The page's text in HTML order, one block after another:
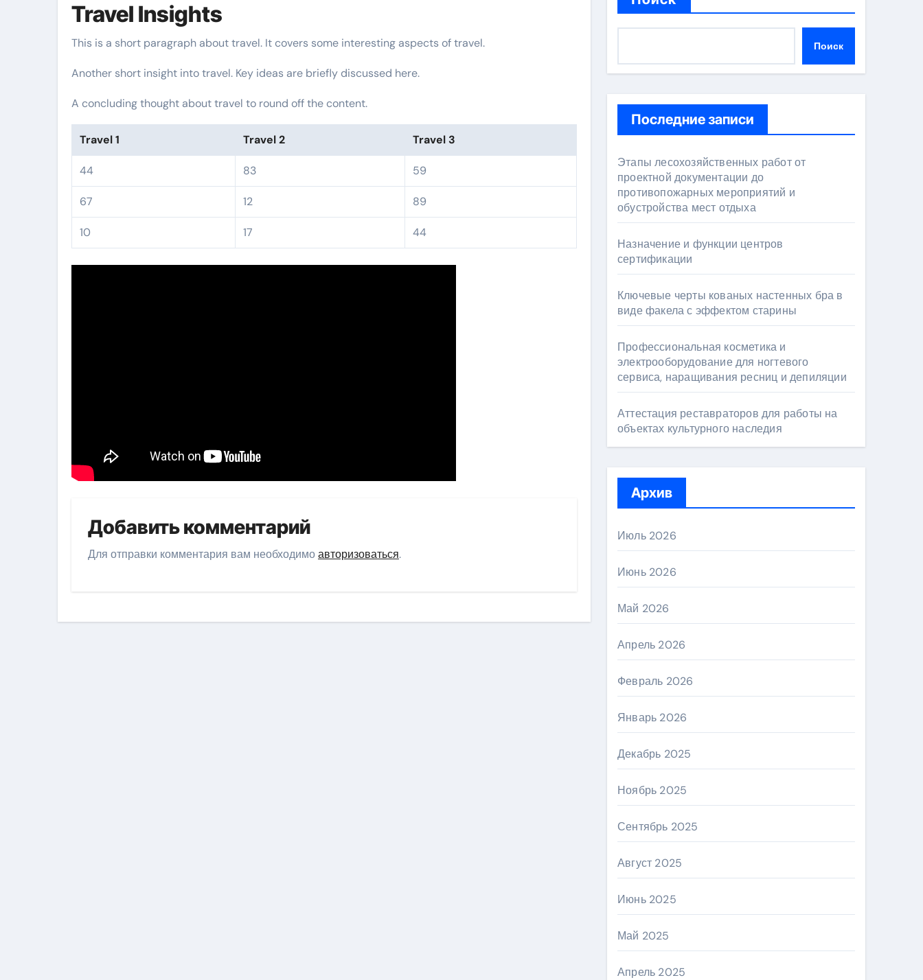
Travel Insights
This is a short paragraph about travel. It covers some interesting aspects of travel.
Another short insight into travel. Key ideas are briefly discussed here.
A concluding thought about travel to round off the content.
Travel 1 Travel 2 Travel 3
44 83 59
67 12 89
10 17 44
Добавить комментарий
Для отправки комментария вам необходимоавторизоваться.
Поиск
Последние записи
Этапы лесохозяйственных работ от
проектной документации до
противопожарных мероприятий и
обустройства мест отдыха
Назначение и функции центров
сертификации
Ключевые черты кованых настенных бра в
виде факела с эффектом старины
Профессиональная косметика и
электрооборудование для ногтевого
сервиса, наращивания ресниц и депиляции
Аттестация реставраторов для работы на
объектах культурного наследия
Архив
Июль 2026
Июнь 2026
Май 2026
Апрель 2026
Февраль 2026
Январь 2026
Декабрь 2025
Ноябрь 2025
Сентябрь 2025
Август 2025
Июнь 2025
Май 2025
Апрель 2025